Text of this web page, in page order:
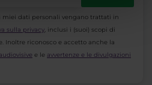
miei dati personali vengano trattati in
sulla privacy, inclusi i (suoi) scopi di
Inoltre riconosco e accetto anche la
audiovisive e le avvertenze e le divulgazioni